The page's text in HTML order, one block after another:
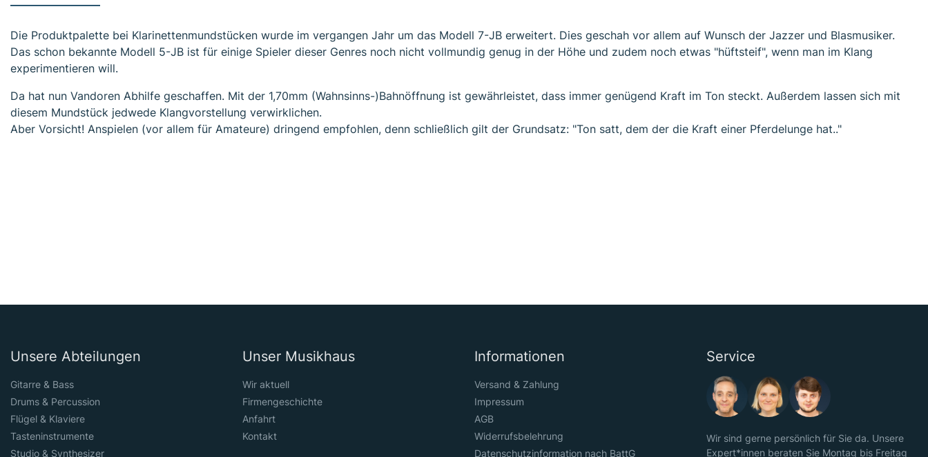
Die Produktpalette bei Klarinettenmundstücken wurde im vergangen Jahr um das Modell 7-JB erweitert. Dies geschah vor allem auf Wunsch der Jazzer und Blasmusiker.
Das schon bekannte Modell 5-JB ist für einige Spieler dieser Genres noch nicht vollmundig genug in der Höhe und zudem noch etwas "hüftsteif", wenn man im Klang
experimentieren will.
Da hat nun Vandoren Abhilfe geschaffen. Mit der 1,70mm (Wahnsinns-)Bahnöffnung ist gewährleistet, dass immer genügend Kraft im Ton steckt. Außerdem lassen sich mit
diesem Mundstück jedwede Klangvorstellung verwirklichen.
Aber Vorsicht! Anspielen (vor allem für Amateure) dringend empfohlen, denn schließlich gilt der Grundsatz: "Ton satt, dem der die Kraft einer Pferdelunge hat.."
Unsere Abteilungen
Gitarre & Bass
Drums & Percussion
Flügel & Klaviere
Tasteninstrumente
Studio & Synthesizer
Unser Musikhaus
Wir aktuell
Firmengeschichte
Anfahrt
Kontakt
Informationen
Versand & Zahlung
Impressum
AGB
Widerrufsbelehrung
Datenschutzinformation nach BattG
Service
Wir sind gerne persönlich für Sie da. Unsere
Expert*innen beraten Sie Montag bis Freitag